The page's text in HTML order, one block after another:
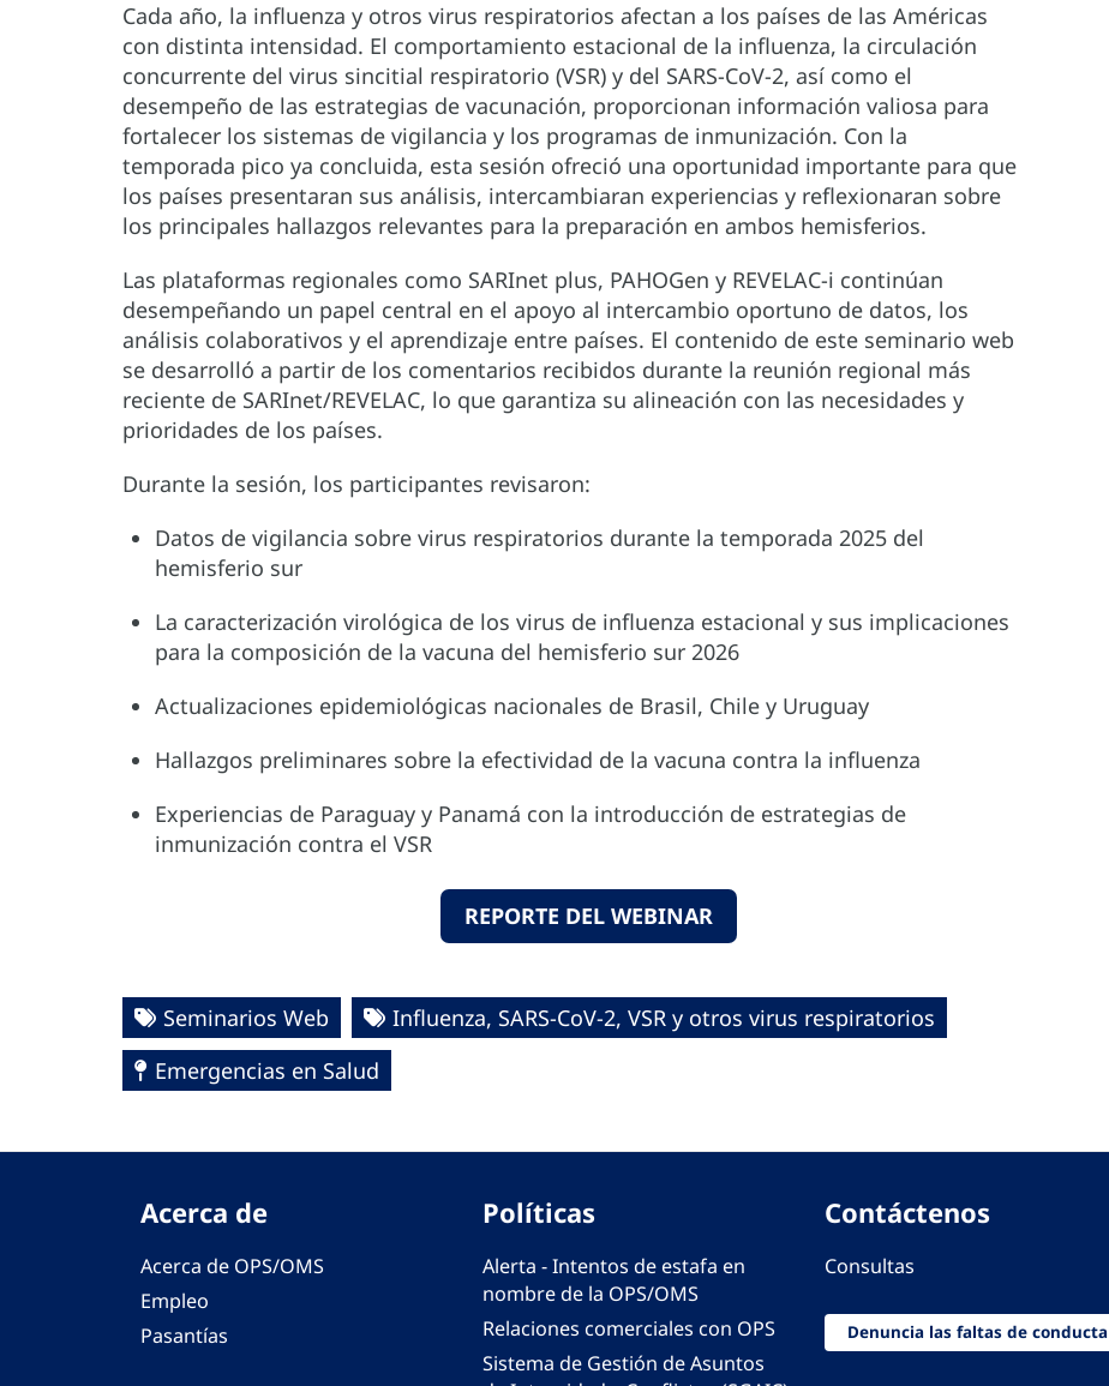
Cada año, la influenza y otros virus respiratorios afectan a los países de las Américas
con distinta intensidad. El comportamiento estacional de la influenza, la circulación
concurrente del virus sincitial respiratorio (VSR) y del SARS-CoV-2, así como el
desempeño de las estrategias de vacunación, proporcionan información valiosa para
fortalecer los sistemas de vigilancia y los programas de inmunización. Con la
temporada pico ya concluida, esta sesión ofreció una oportunidad importante para que
los países presentaran sus análisis, intercambiaran experiencias y reflexionaran sobre
los principales hallazgos relevantes para la preparación en ambos hemisferios.
Las plataformas regionales como SARInet plus, PAHOGen y REVELAC-i continúan
desempeñando un papel central en el apoyo al intercambio oportuno de datos, los
análisis colaborativos y el aprendizaje entre países. El contenido de este seminario web
se desarrolló a partir de los comentarios recibidos durante la reunión regional más
reciente de SARInet/REVELAC, lo que garantiza su alineación con las necesidades y
prioridades de los países.
Durante la sesión, los participantes revisaron:
Datos de vigilancia sobre virus respiratorios durante la temporada 2025 del
hemisferio sur
La caracterización virológica de los virus de influenza estacional y sus implicaciones
para la composición de la vacuna del hemisferio sur 2026
Actualizaciones epidemiológicas nacionales de Brasil, Chile y Uruguay
Hallazgos preliminares sobre la efectividad de la vacuna contra la influenza
Experiencias de Paraguay y Panamá con la introducción de estrategias de
inmunización contra el VSR
REPORTE DEL WEBINAR
Seminarios Web
Influenza, SARS-CoV-2, VSR y otros virus respiratorios
Emergencias en Salud
Acerca de
Acerca de OPS/OMS
Empleo
Pasantías
Políticas
Alerta - Intentos de estafa en
nombre de la OPS/OMS
Relaciones comerciales con OPS
Sistema de Gestión de Asuntos
Contáctenos
Consultas
Denuncia las faltas de conducta